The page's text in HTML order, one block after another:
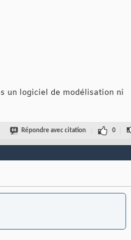
un logiciel de modélisation ni
Répondre avec citation 0